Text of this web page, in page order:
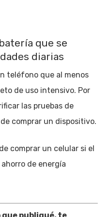
que se
diarias
teléfono que al menos
de uso intensivo. Por
las pruebas de
comprar un dispositivo.
comprar un celular si el
de energía